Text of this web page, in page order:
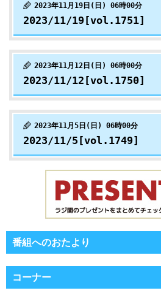
2023年11月19日(日) 06時00分
2023/11/19[vol.1751]
2023年11月12日(日) 06時00分
2023/11/12[vol.1750]
2023年11月5日(日) 06時00分
2023/11/5[vol.1749]
番組へのおたより
コーナー